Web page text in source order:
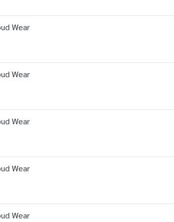
Wear
Wear
Wear
Wear
Wear